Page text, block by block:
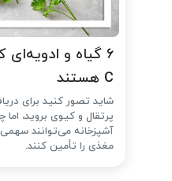
۶ گیاه و
C هستند
پرتقال و کیوی بروید،
آشپزخانه می‌توانند سهمی
مغذی را تأمین کنند.